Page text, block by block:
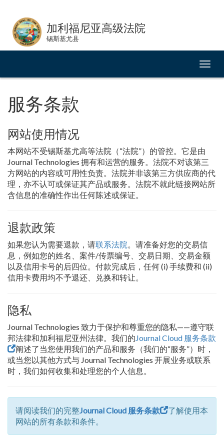
Content
加利福尼亚高级法院
锡斯基尤县
切
服务条款
网站使用情况
本网站不受锡斯基尤高等法院（“法院”）的管控。它是由
Journal Technologies 拥有和运营的服务。法院不对该第三
方网站的内容或可用性负责。法院并非该第三方供应商的代
理，亦不认可或保证其产品或服务。法院不就此链接网站所
含信息的准确性作出任何陈述或保证。
退款政策
如果您认为需要退款，请联系法院。请准备好您的交易信
息，例如您的姓名、案件/传票编号、交易日期、交易金额
以及信用卡号的后四位。付款完成后，任何 (i) 手续费和 (ii)
信用卡费用均不予退还、兑换和转让。
隐私
Journal Technologies 致力于保护和尊重您的隐私——遵守联
邦法律和加利福尼亚州法律。我们的Journal Cloud 服务条款
阐述了当您使用我们的产品和服务（我们的“服务”）时，
或当您以其他方式与 Journal Technologies 开展业务或联系
时，我们如何收集和处理您的个人信息。
请阅读我们的完整Journal Cloud 服务条款
了解使用本
网站的所有条款和条件。